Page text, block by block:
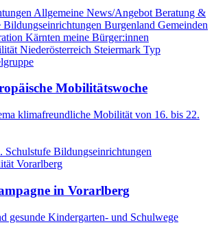
Allgemeine News/Angebot Beratung &
Bildungseinrichtungen Burgenland Gemeinden
Kärnten meine Bürger:innen
Niederösterreich Steiermark Typ
Mobilitätswoche
klimafreundliche Mobilität von 16. bis 22.
Schulstufe Bildungseinrichtungen
Vorarlberg
in Vorarlberg
gesunde Kindergarten- und Schulwege